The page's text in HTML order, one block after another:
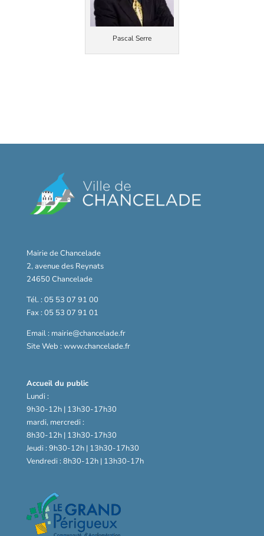
Pascal Serre
Mairie de Chancelade
2, avenue des Reynats
24650 Chancelade
Tél. : 05 53 07 91 00
Fax : 05 53 07 91 01
Email : mairie@chancelade.fr
Site Web : www.chancelade.fr
Accueil du public
Lundi :
9h30-12h | 13h30-17h30
mardi, mercredi :
8h30-12h | 13h30-17h30
Jeudi : 9h30-12h | 13h30-17h30
Vendredi : 8h30-12h | 13h30-17h